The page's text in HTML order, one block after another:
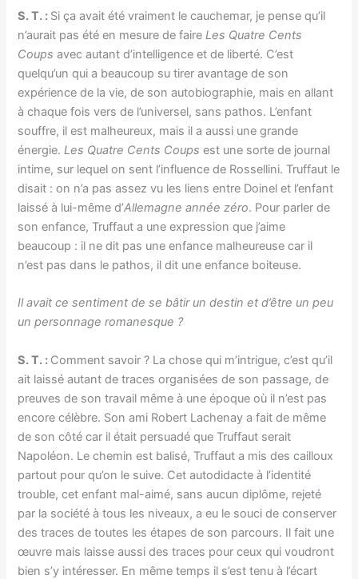
S. T. : Si ça avait été vraiment le cauchemar, je pense qu’il
n’aurait pas été en mesure de faireLes Quatre Cents
Coups avec autant d’intelligence et de liberté. C’est
quelqu’un qui a beaucoup su tirer avantage de son
expérience de la vie, de son autobiographie, mais en allant
à chaque fois vers de l’universel, sans pathos. L’enfant
souffre, il est malheureux, mais il a aussi une grande
énergie.Les Quatre Cents Coups est une sorte de journal
intime, sur lequel on sent l’influence de Rossellini. Truffaut le
disait : on n’a pas assez vu les liens entre Doinel et l’enfant
laissé à lui-même d’Allemagne année zéro. Pour parler de
son enfance, Truffaut a une expression que j’aime
beaucoup : il ne dit pas une enfance malheureuse car il
n’est pas dans le pathos, il dit une enfance boiteuse.
Il avait ce sentiment de se bâtir un destin et d’être un peu
un personnage romanesque ?
S. T. : Comment savoir ? La chose qui m’intrigue, c’est qu’il
ait laissé autant de traces organisées de son passage, de
preuves de son travail même à une époque où il n’est pas
encore célèbre. Son ami Robert Lachenay a fait de même
de son côté car il était persuadé que Truffaut serait
Napoléon. Le chemin est balisé, Truffaut a mis des cailloux
partout pour qu’on le suive. Cet autodidacte à l’identité
trouble, cet enfant mal-aimé, sans aucun diplôme, rejeté
par la société à tous les niveaux, a eu le souci de conserver
des traces de toutes les étapes de son parcours. Il fait une
œuvre mais laisse aussi des traces pour ceux qui voudront
bien s’y intéresser. En même temps il s’est tenu à l’écart